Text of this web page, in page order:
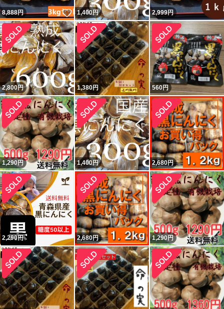
8,888円 いいね！
1,400円 2,999円
2,800円 1,380円 560円
1,290円 1,400円 2,680円
2,290円 2,680円 1,290円